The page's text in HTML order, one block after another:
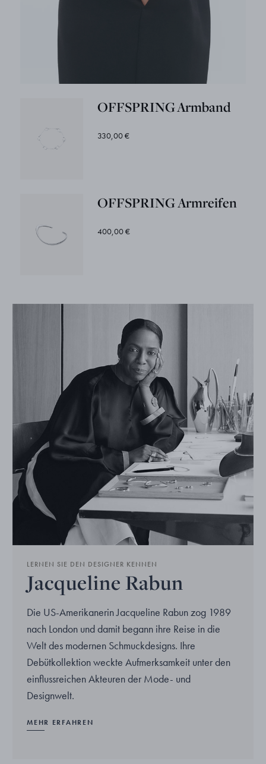
OFFSPRING Armband
330,00 €
OFFSPRING Armreifen
400,00 €
LERNEN SIE DEN DESIGNER KENNEN
Jacqueline Rabun
Die US-Amerikanerin Jacqueline Rabun zog 1989
nach London und damit begann ihre Reise in die
Welt des modernen Schmuckdesigns. Ihre
Debütkollektion weckte Aufmerksamkeit unter den
einflussreichen Akteuren der Mode- und
Designwelt.
MEHR ERFAHREN